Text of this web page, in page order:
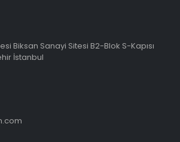
Biksan Sanayi Sitesi B2-Blok S-Kapısı
İstanbul